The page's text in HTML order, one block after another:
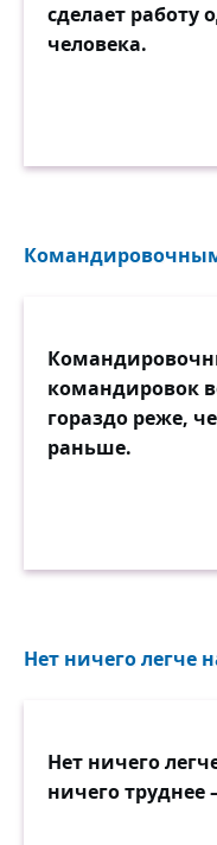
сделает работу
человека.
командировок
гораздо реже,
раньше.
Нет ничего легче
Нет ничего
ничего труднее